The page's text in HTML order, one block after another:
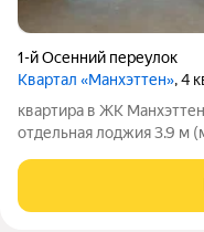
1-й Осенний переулок
Квартал «Манхэттен», 4
квартира в ЖК Манхэттен 52 м чистого пространства +
отдельная лоджия 3.9 м
соседей сверху,
ремонту. Дом